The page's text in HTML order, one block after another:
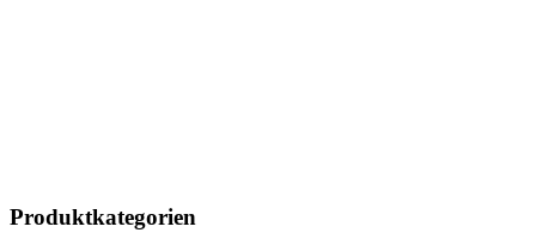
Produktkategorien